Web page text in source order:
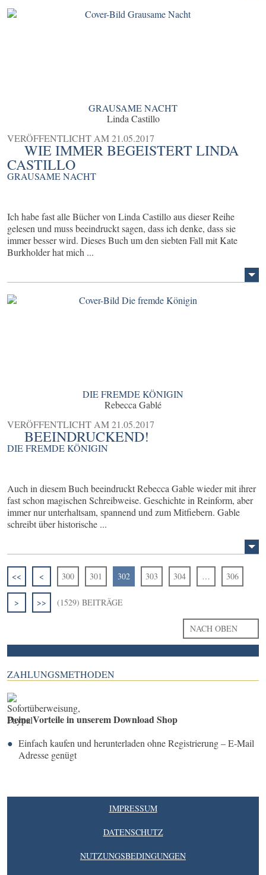
GRAUSAME NACHT
Linda Castillo
VERÖFFENTLICHT AM21.05.2017
WIE IMMER BEGEISTERT LINDA
CASTILLO
GRAUSAME NACHT
Ich habe fast alle Bücher von Linda Castillo aus dieser Reihe
gelesen und muss beeindruckt sagen, dass ich denke, dass sie
immer besser wird. Dieses Buch um den siebten Fall mit Kate
Burkholder hat mich ...
DIE FREMDE KÖNIGIN
Rebecca Gablé
VERÖFFENTLICHT AM21.05.2017
BEEINDRUCKEND!
DIE FREMDE KÖNIGIN
Auch in diesem Buch beeindruckt Rebecca Gable wieder mit ihrer
fast schon magischen Schreibweise. Geschichte in Reinform, aber
immer nur unterhaltsam, spannend und zum Mitfiebern. Gable
schreibt über historische ...
<< < 300 301 302 303 304 … 306
> >> (1529) BEITRÄGE
NACH OBEN
ZAHLUNGSMETHODEN
Deine Vorteile in unserem Download Shop
Einfach kaufen und herunterladen ohne Registrierung – E-Mail
Adresse genügt
IMPRESSUM
DATENSCHUTZ
NUTZUNGSBEDINGUNGEN